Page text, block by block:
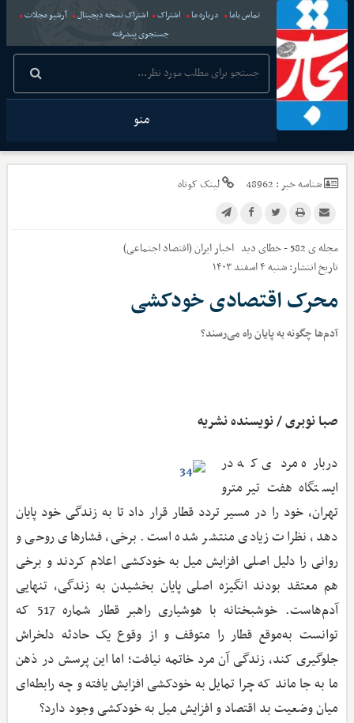
تماس باما درباره ما اشتراک اشتراک نسخه دیجیتال
آرشیو مجلات
جستجوی پیشرفته
منو
شناسه خبر : 48962 لینک کوتاه
مجله ی 582 - خطای دید اخبارایران (اقتصاد اجتماعی)
تاریخ انتشار:شنبه ۴ اسفند ۱۴۰۳
محرک اقتصادی خودکشی
آدم‌ها چگونه به پایان راه می‌رسند؟
صبا نوبری / نویسنده نشریه
درباره مردی که در
ایستگاه هفت تیر مترو
تهران، خود را در مسیر تردد قطار قرار داد تا به زندگی خود پایان
دهد، نظرات زیادی منتشر شده است. برخی، فشارهای روحی و
روانی را دلیل اصلی افزایش میل به خودکشی اعلام کردند و برخی
هم معتقد بودند انگیزه اصلی پایان بخشیدن به زندگی، تنهایی
آدم‌هاست. خوشبختانه با هوشیاری راهبر قطار شماره 517 که
توانست به‌موقع قطار را متوقف و از وقوع یک حادثه دلخراش
جلوگیری کند، زندگی آن مرد خاتمه نیافت؛ اما این پرسش در ذهن
ما به‌ جا ماند که چرا تمایل به خودکشی افزایش یافته و چه رابطه‌ای
میان وضعیت بد اقتصاد و افزایش میل به خودکشی وجود دارد؟